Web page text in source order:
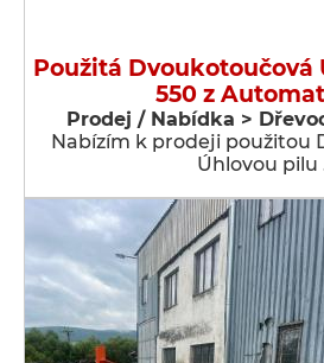
Použitá Dvoukotoučová
550 z
Prodej / Nabídka >
Nabízím k prodeji použitou
Úhlovou pilu